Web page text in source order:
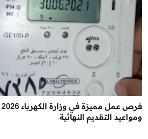
ومواعيد التقديم النهائية